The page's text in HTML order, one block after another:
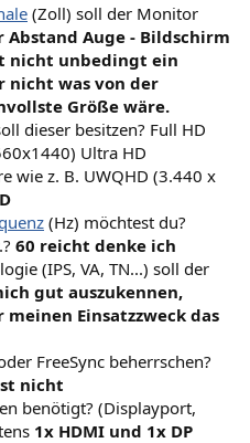
(Zoll) soll der Monitor
Abstand Auge - Bildschirm
nicht unbedingt ein
nicht was von der
Größe wäre.
dieser besitzen? Full HD
Ultra HD
wie z. B. UWQHD (3.440 x
(Hz) möchtest du?
60 reicht denke ich
(IPS, VA, TN...) soll der
gut auszukennen,
meinen Einsatzzweck das
FreeSync beherrschen?
nicht
benötigt? (Displayport,
1x HDMI und 1x DP